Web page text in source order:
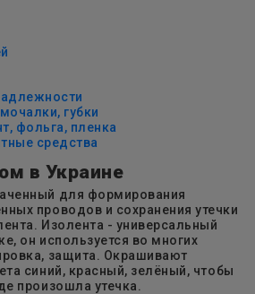
губки
фольга, пленка
средства
в Украине
для формирования
проводов и сохранения утечки
Изолента - универсальный
он используется во многих
защита. Окрашивают
синий, красный, зелёный, чтобы
произошла утечка.